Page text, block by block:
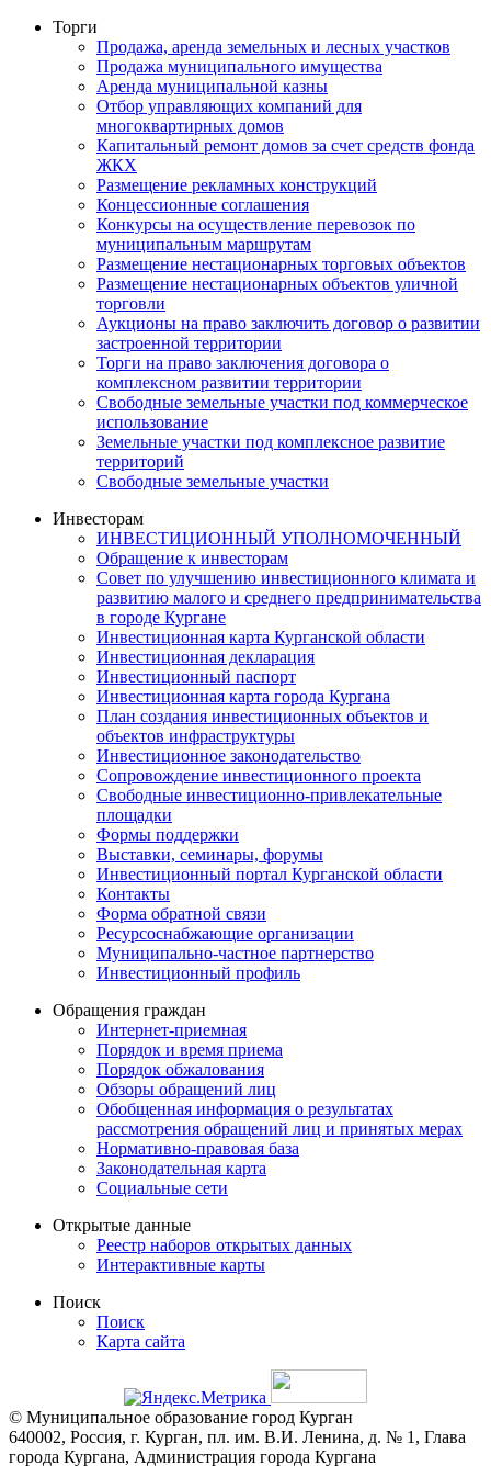
Торги
Продажа, аренда земельных и лесных участков
Продажа муниципального имущества
Аренда муниципальной казны
Отбор управляющих компаний для
многоквартирных домов
Капитальный ремонт домов за счет средств фонда
ЖКХ
Размещение рекламных конструкций
Концессионные соглашения
Конкурсы на осуществление перевозок по
муниципальным маршрутам
Размещение нестационарных торговых объектов
Размещение нестационарных объектов уличной
торговли
Аукционы на право заключить договор о развитии
застроенной территории
Торги на право заключения договора о
комплексном развитии территории
Свободные земельные участки под коммерческое
использование
Земельные участки под комплексное развитие
территорий
Свободные земельные участки
Инвесторам
ИНВЕСТИЦИОННЫЙ УПОЛНОМОЧЕННЫЙ
Обращение к инвесторам
Совет по улучшению инвестиционного климата и
развитию малого и среднего предпринимательства
в городе Кургане
Инвестиционная карта Курганской области
Инвестиционная декларация
Инвестиционный паспорт
Инвестиционная карта города Кургана
План создания инвестиционных объектов и
объектов инфраструктуры
Инвестиционное законодательство
Сопровождение инвестиционного проекта
Свободные инвестиционно-привлекательные
площадки
Формы поддержки
Выставки, семинары, форумы
Инвестиционный портал Курганской области
Контакты
Форма обратной связи
Ресурсоснабжающие организации
Муниципально-частное партнерство
Инвестиционный профиль
Обращения граждан
Интернет-приемная
Порядок и время приема
Порядок обжалования
Обзоры обращений лиц
Обобщенная информация о результатах
рассмотрения обращений лиц и принятых мерах
Нормативно-правовая база
Законодательная карта
Социальные сети
Открытые данные
Реестр наборов открытых данных
Интерактивные карты
Поиск
Поиск
Карта сайта
© Муниципальное образование город Курган
640002, Россия, г. Курган, пл. им. В.И. Ленина, д. № 1, Глава
города Кургана, Администрация города Кургана